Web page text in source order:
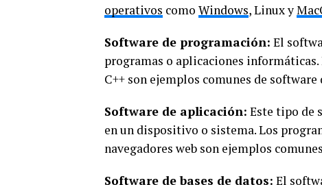
operativos como Windows, Linux y
Software de programación: El
programas o aplicaciones informáticas.
C++ son ejemplos comunes de
Software de aplicación: Este tipo de
en un dispositivo o sistema. Los
navegadores web son ejemplos
Software de bases de datos: El